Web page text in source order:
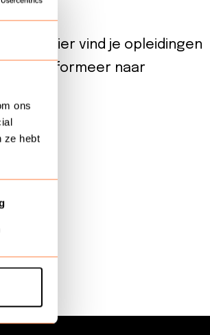
ons
ze hebt
Hier vind je opleidingen
in of informeer naar